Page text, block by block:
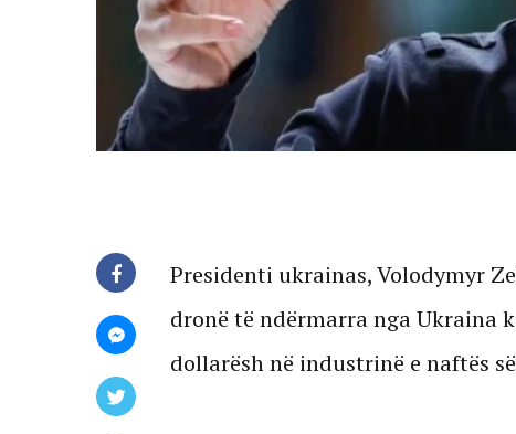
Presidenti ukrainas, Volodymyr
dronë të ndërmarra nga Ukraina
dollarësh në industrinë e naftës